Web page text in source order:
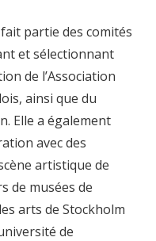
partie des comités
et sélectionnant
de l’Association
ainsi que du
Elle a également
avec des
artistique de
de musées de
arts de Stockholm
de